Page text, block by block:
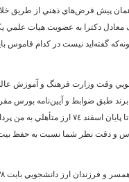
همان پيش فرض‌هاي ذهني از طريق
دکترا به عضويت هيات علمي
گفته‌ايد نيست در کدام قاموس
/‌١٢ /‌٤٢ مورخ مهر ماه سال ‌٧٥ معاون دانشجويي وقت
طبق ضوابط و آيين‌نامه بورس
تعلق مي‌گيرد» و بازهم به موجب تقاضاي کتبي ‌١ /‌٧ /‌٧٥
و دقت نظر شما نسبت به حفظ